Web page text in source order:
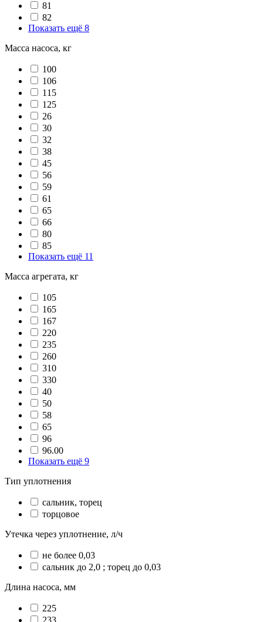
81
82
Показать ещё 8
Масса насоса, кг
100
106
115
125
26
30
32
38
45
56
59
61
65
66
80
85
Показать ещё 11
Масса агрегата, кг
105
165
167
220
235
260
310
330
40
50
58
65
96
96.00
Показать ещё 9
Тип уплотнения
сальник, торец
торцовое
Утечка через уплотнение, л/ч
не более 0,03
сальник до 2,0 ; торец до 0,03
Длина насоса, мм
225
233